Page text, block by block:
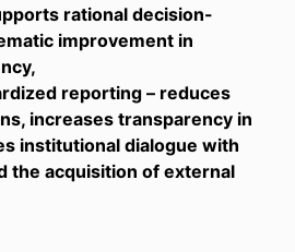
rational decision-
improvement in
reporting – reduces
increases transparency in
institutional dialogue with
the acquisition of external